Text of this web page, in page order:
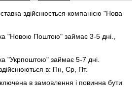
здійснюється компанією "Нова
"Новою Поштою" займає 3-5 дні.,
"Укрпоштою" займає 5-7 дні.
в: Пн, Ср, Пт.
в замовлення і повинна бути